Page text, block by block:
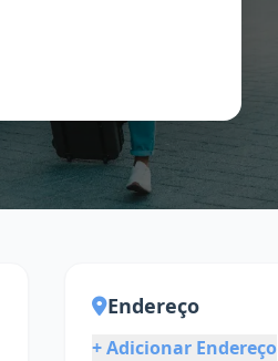
Endereço
+ Adicionar Endereço